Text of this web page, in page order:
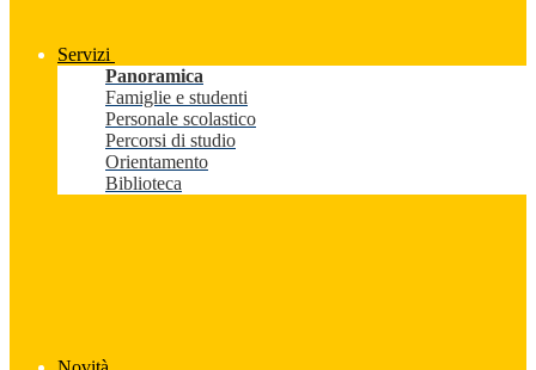
Servizi
Panoramica
Famiglie e studenti
Personale scolastico
Percorsi di studio
Orientamento
Biblioteca